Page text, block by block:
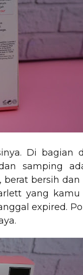
Di bagian
samping
bersih dan
yang kamu
expired.